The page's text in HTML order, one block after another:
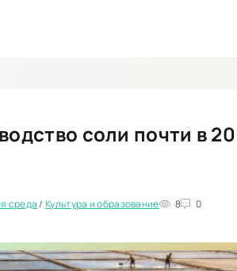
соли почти в 20
среда/Культура и образование 8 0